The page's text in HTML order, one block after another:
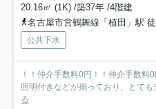
20.16㎡ (1K) /築37年 /4階建
名古屋市営鶴舞線「植田」駅
公共下水
！！仲介手数料0円！！仲介手数料
照明付きなどが揃っており、とて
る